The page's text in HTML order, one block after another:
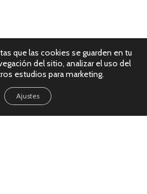
que las cookies se guarden en tu
del sitio, analizar el uso del
estudios para marketing.
Ajustes